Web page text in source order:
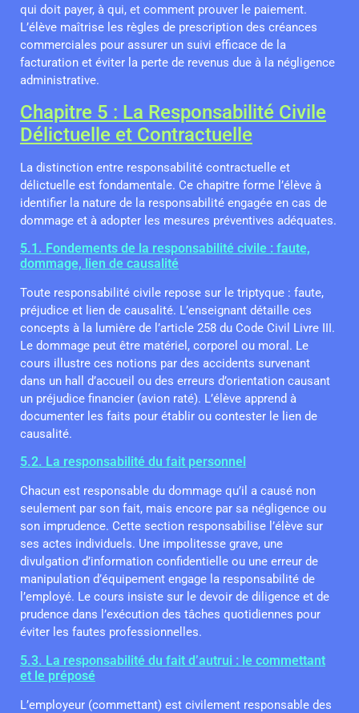
qui doit payer, à qui, et comment prouver le paiement.
L’élève maîtrise les règles de prescription des créances
commerciales pour assurer un suivi efficace de la
facturation et éviter la perte de revenus due à la négligence
administrative.
Chapitre 5 : La Responsabilité Civile
Délictuelle et Contractuelle
La distinction entre responsabilité contractuelle et
délictuelle est fondamentale. Ce chapitre forme l’élève à
identifier la nature de la responsabilité engagée en cas de
dommage et à adopter les mesures préventives adéquates.
5.1. Fondements de la responsabilité civile : faute,
dommage, lien de causalité
Toute responsabilité civile repose sur le triptyque : faute,
préjudice et lien de causalité. L’enseignant détaille ces
concepts à la lumière de l’article 258 du Code Civil Livre III.
Le dommage peut être matériel, corporel ou moral. Le
cours illustre ces notions par des accidents survenant
dans un hall d’accueil ou des erreurs d’orientation causant
un préjudice financier (avion raté). L’élève apprend à
documenter les faits pour établir ou contester le lien de
causalité.
5.2. La responsabilité du fait personnel
Chacun est responsable du dommage qu’il a causé non
seulement par son fait, mais encore par sa négligence ou
son imprudence. Cette section responsabilise l’élève sur
ses actes individuels. Une impolitesse grave, une
divulgation d’information confidentielle ou une erreur de
manipulation d’équipement engage la responsabilité de
l’employé. Le cours insiste sur le devoir de diligence et de
prudence dans l’exécution des tâches quotidiennes pour
éviter les fautes professionnelles.
5.3. La responsabilité du fait d’autrui : le commettant
et le préposé
L’employeur (commettant) est civilement responsable des